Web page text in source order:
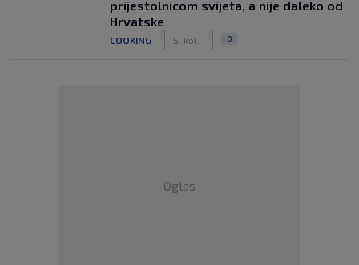
prijestolnicom svijeta, a nije daleko od
Hrvatske
COOKING 5. kol. 0
Oglas